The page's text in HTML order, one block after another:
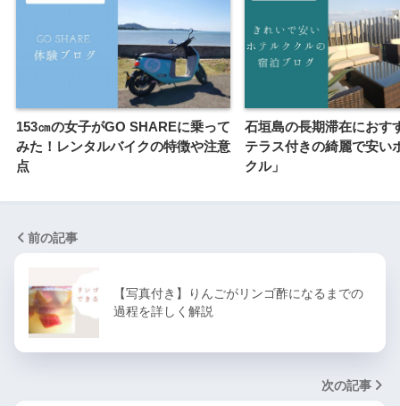
153㎝の女子がGO SHAREに乗って
みた！レンタルバイクの特徴や注意
点
石垣島の長期滞在におす
テラス付きの綺麗で安い
クル」
前の記事
【写真付き】りんごがリンゴ酢になるまでの
過程を詳しく解説
次の記事